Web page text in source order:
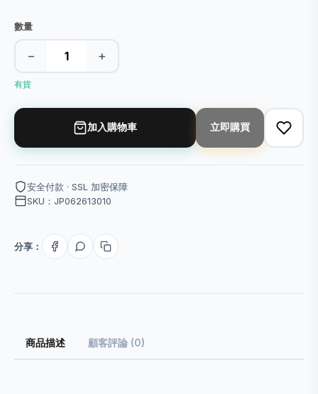
數量
− +
有貨
加入購物車 立即購買
安全付款 · SSL 加密保障
SKU：JP062613010
分享：
商品描述 顧客評論 (0)